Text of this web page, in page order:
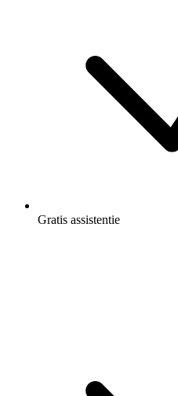
Gratis assistentie